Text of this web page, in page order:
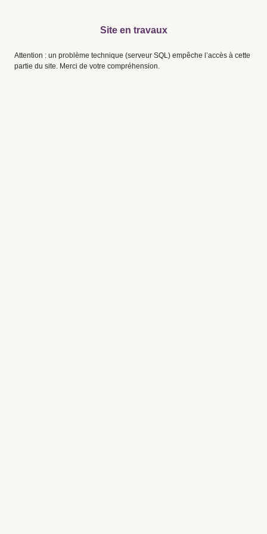
Site en travaux
Attention : un problème technique (serveur SQL) empêche l’accès à cette
partie du site. Merci de votre compréhension.